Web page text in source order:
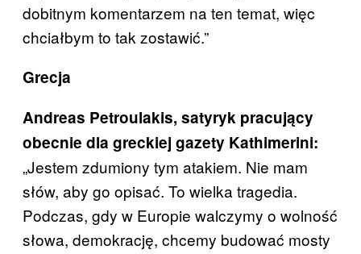
dobitnym komentarzem na ten temat, więc
chciałbym to tak zostawić.”
Grecja
Andreas Petroulakis, satyryk pracujący
obecnie dla greckiej gazety Kathimerini:
„Jestem zdumiony tym atakiem. Nie mam
słów, aby go opisać. To wielka tragedia.
Podczas, gdy w Europie walczymy o wolność
słowa, demokrację, chcemy budować mosty